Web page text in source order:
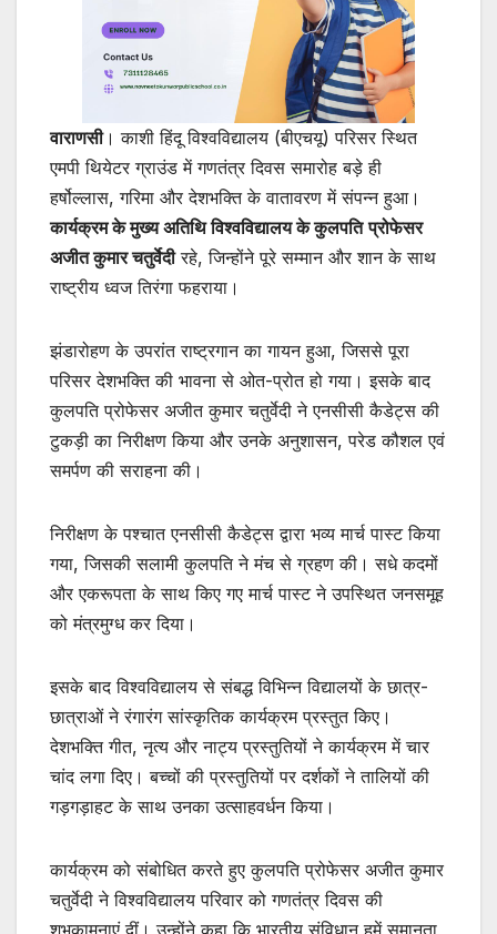
वाराणसी। काशी हिंदू विश्वविद्यालय (बीएचयू) परिसर स्थित
एमपी थियेटर ग्राउंड में गणतंत्र दिवस समारोह बड़े ही
हर्षोल्लास, गरिमा और देशभक्ति के वातावरण में संपन्न हुआ।
कार्यक्रम के मुख्य अतिथि विश्वविद्यालय के कुलपति प्रोफेसर
अजीत कुमार चतुर्वेदीरहे, जिन्होंने पूरे सम्मान और शान के साथ
राष्ट्रीय ध्वज तिरंगा फहराया।
झंडारोहण के उपरांत राष्ट्रगान का गायन हुआ, जिससे पूरा
परिसर देशभक्ति की भावना से ओत-प्रोत हो गया। इसके बाद
कुलपति प्रोफेसर अजीत कुमार चतुर्वेदी ने एनसीसी कैडेट्स की
टुकड़ी का निरीक्षण किया और उनके अनुशासन, परेड कौशल एवं
समर्पण की सराहना की।
निरीक्षण के पश्चात एनसीसी कैडेट्स द्वारा भव्य मार्च पास्ट किया
गया, जिसकी सलामी कुलपति ने मंच से ग्रहण की। सधे कदमों
और एकरूपता के साथ किए गए मार्च पास्ट ने उपस्थित जनसमूह
को मंत्रमुग्ध कर दिया।
इसके बाद विश्वविद्यालय से संबद्ध विभिन्न विद्यालयों के छात्र-
छात्राओं ने रंगारंग सांस्कृतिक कार्यक्रम प्रस्तुत किए।
देशभक्ति गीत, नृत्य और नाट्य प्रस्तुतियों ने कार्यक्रम में चार
चांद लगा दिए। बच्चों की प्रस्तुतियों पर दर्शकों ने तालियों की
गड़गड़ाहट के साथ उनका उत्साहवर्धन किया।
कार्यक्रम को संबोधित करते हुए कुलपति प्रोफेसर अजीत कुमार
चतुर्वेदी ने विश्वविद्यालय परिवार को गणतंत्र दिवस की